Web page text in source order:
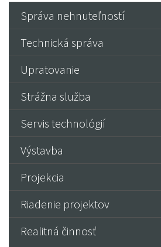
Správa nehnuteľností
Technická správa
Upratovanie
Strážna služba
Servis technológií
Výstavba
Projekcia
Riadenie projektov
Realitná činnosť